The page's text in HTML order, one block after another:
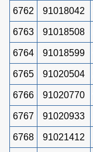
6762 91018042
6763 91018508
6764 91018599
6765 91020504
6766 91020770
6767 91020933
6768 91021412